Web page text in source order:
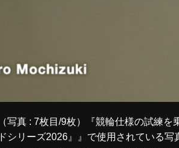
（写真 : 7枚目/9枚）『競輪仕様の試練
ドシリーズ2026』』で使用されている写